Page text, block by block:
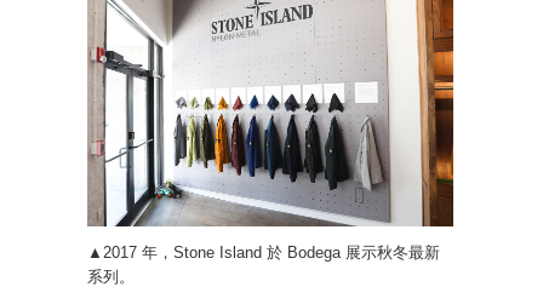
▲2017 年，Stone Island 於 Bodega 展示秋冬最新
系列。